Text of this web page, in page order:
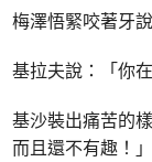
梅澤悟緊咬著牙
基拉夫說：「你
基沙裝出痛苦的
而且還不有趣！